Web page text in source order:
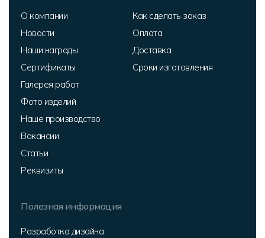
О компании
Новости
Наши награды
Сертификаты
Галерея работ
Фото изделий
Наше производство
Вакансии
Статьи
Реквизиты
Как сделать заказ
Оплата
Доставка
Сроки изготовления
Полезная информация
Разработка дизайна